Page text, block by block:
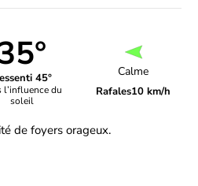
45°
l’influence du
soleil
Calme
Rafales10 km/h
de foyers orageux.